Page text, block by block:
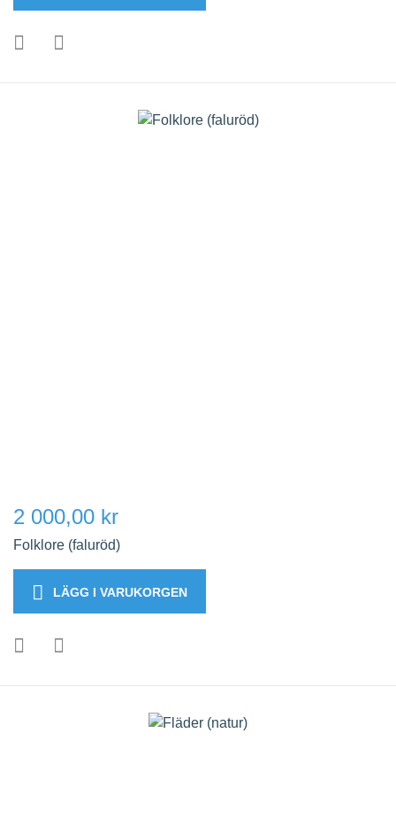
2 000,00 kr
Folklore (faluröd)
LÄGG I VARUKORGEN